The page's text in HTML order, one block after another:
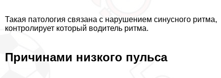
Такая патология связана с нарушением синусного ритма,
контролирует который водитель ритма.
Причинами низкого пульса